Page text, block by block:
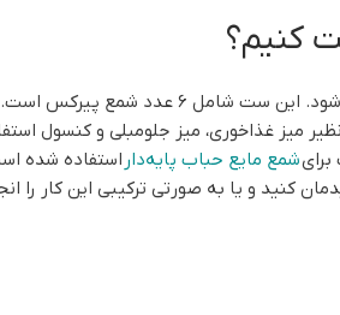
کنیم؟
شمع پیرکس است. 3 عدد
میز غذاخوری، میز جلومبلی و
شمع مایع حباب پایه‌دار استفاده شده
کنید و یا به صورتی ترکیبی این کار را